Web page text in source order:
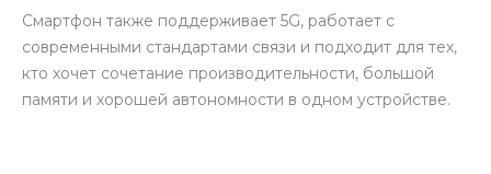
Смартфон также поддерживает 5G, работает с
современными стандартами связи и подходит для тех,
кто хочет сочетание производительности, большой
памяти и хорошей автономности в одном устройстве.